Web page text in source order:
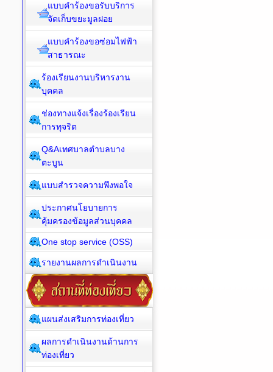
แบบคำร้องขอรับบริการ
จัดเก็บขยะมูลฝอย
แบบคำร้องขอซ่อมไฟฟ้า
สาธารณะ
ร้องเรียนงานบริหารงาน
บุคคล
ช่องทางแจ้งเรื่องร้องเรียน
การทุจริต
Q&Aเทศบาลตำบลบาง
ตะบูน
แบบสำรวจความพึงพอใจ
ประกาศนโยบายการ
คุ้มครองข้อมูลส่วนบุคคล
One stop service (OSS)
รายงานผลการดำเนินงาน
แผนส่งเสริมการท่องเที่ยว
ผลการดำเนินงานด้านการ
ท่องเที่ยว